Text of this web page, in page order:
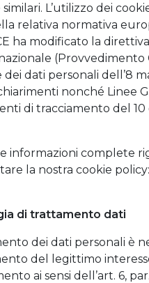
L’utilizzo dei
relativa normativa
ha modificato la
(Provvedimento
dati personali dell’8
nonché Linee
di tracciamento del 10
informazioni complete
la nostra cookie
di trattamento dati
dei dati personali è
del legittimo
ai sensi dell’art. 6,